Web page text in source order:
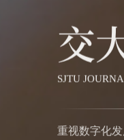
交
成具有相当